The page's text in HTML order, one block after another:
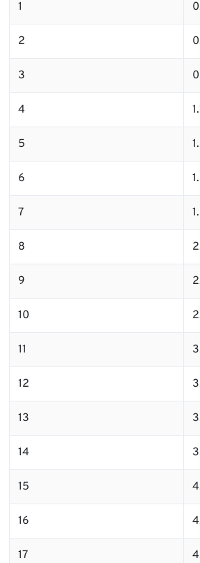
1
2
3
4
5
6
7
8
9
10
11
12
13
14
15
16
17